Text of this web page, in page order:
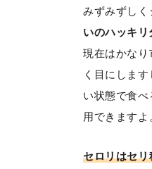
みずみずし
いのハッキ
現在はかな
く目にしま
い状態で食
用できますよ
セロリはセ